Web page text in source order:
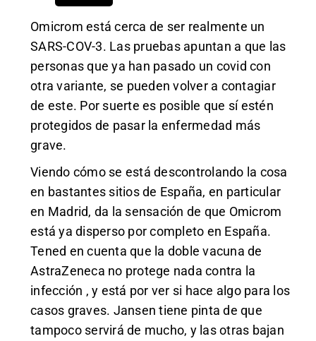
Omicrom está cerca de ser realmente un
SARS-COV-3. Las pruebas apuntan a que las
personas que ya han pasado un covid con
otra variante, se pueden volver a contagiar
de este. Por suerte es posible que sí estén
protegidos de pasar la enfermedad más
grave.
Viendo cómo se está descontrolando la cosa
en bastantes sitios de España, en particular
en Madrid, da la sensación de que Omicrom
está ya disperso por completo en España.
Tened en cuenta que la doble vacuna de
AstraZeneca no protege nada contra la
infección , y está por ver si hace algo para los
casos graves. Jansen tiene pinta de que
tampoco servirá de mucho, y las otras bajan